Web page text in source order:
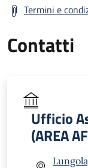
Termini e
Contatti
Ufficio
(AREA